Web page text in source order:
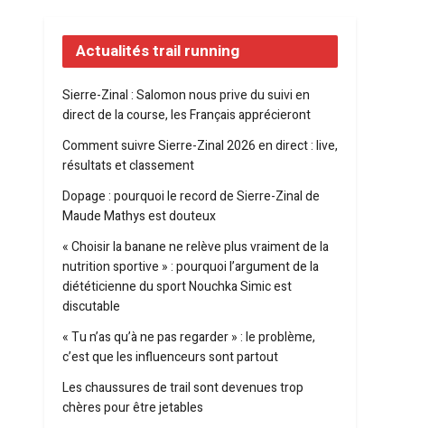
Actualités trail running
Sierre-Zinal : Salomon nous prive du suivi en
direct de la course, les Français apprécieront
Comment suivre Sierre-Zinal 2026 en direct : live,
résultats et classement
Dopage : pourquoi le record de Sierre-Zinal de
Maude Mathys est douteux
« Choisir la banane ne relève plus vraiment de la
nutrition sportive » : pourquoi l’argument de la
diététicienne du sport Nouchka Simic est
discutable
« Tu n’as qu’à ne pas regarder » : le problème,
c’est que les influenceurs sont partout
Les chaussures de trail sont devenues trop
chères pour être jetables